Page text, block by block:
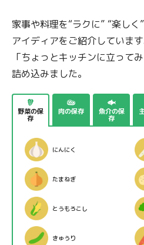
家事や料理を“ラクに” “楽し
アイディアをご紹介しています
「ちょっとキッチンに立って
詰め込みました。
野菜の保
存
肉の保存 魚介の保
存
にんにく
たまねぎ
とうもろこし
きゅうり